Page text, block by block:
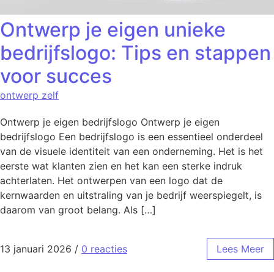
Ontwerp je eigen unieke
bedrijfslogo: Tips en stappen
voor succes
ontwerp zelf
Ontwerp je eigen bedrijfslogo Ontwerp je eigen
bedrijfslogo Een bedrijfslogo is een essentieel onderdeel
van de visuele identiteit van een onderneming. Het is het
eerste wat klanten zien en het kan een sterke indruk
achterlaten. Het ontwerpen van een logo dat de
kernwaarden en uitstraling van je bedrijf weerspiegelt, is
daarom van groot belang. Als […]
13 januari 2026 / 0 reacties Lees Meer